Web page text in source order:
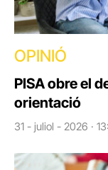
OPINIÓ
PISA obre el
orientació
31 - juliol - 2026 ·